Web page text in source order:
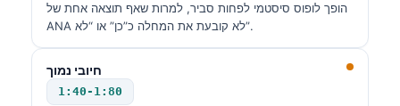
הופך לופוס סיסטמי לפחות סביר, למרות שאף תוצאה אחת של
ANA לא קובעת את המחלה כ”כן” או “לא”.
חיובי נמוך
1:40-1:80